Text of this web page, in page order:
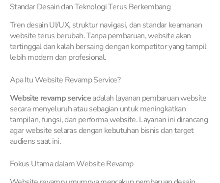
Standar Desain dan Teknologi Terus Berkembang
Tren desain UI/UX, struktur navigasi, dan standar keamanan
website terus berubah. Tanpa pembaruan, website akan
tertinggal dan kalah bersaing dengan kompetitor yang tampil
lebih modern dan profesional.
Apa Itu Website Revamp Service?
Website revamp serviceadalah layanan pembaruan website
secara menyeluruh atau sebagian untuk meningkatkan
tampilan, fungsi, dan performa website. Layanan ini dirancang
agar website selaras dengan kebutuhan bisnis dan target
audiens saat ini.
Fokus Utama dalam Website Revamp